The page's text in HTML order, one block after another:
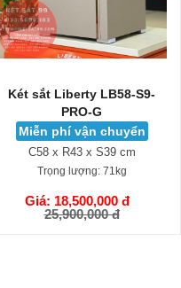
Két sắt Liberty LB58-S9-
PRO-G
Miễn phí vận chuyển
C58 x R43 x S39 cm
Trọng lượng:71kg
Giá: 18,500,000 đ
25,900,000 đ
GIỎ HÀNG